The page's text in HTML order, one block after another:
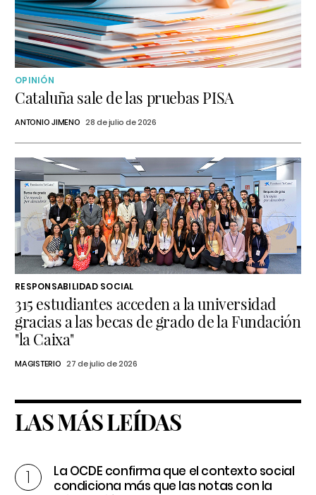
OPINIÓN
Cataluña sale de las pruebas PISA
ANTONIO JIMENO 28 de julio de 2026
RESPONSABILIDAD SOCIAL
315 estudiantes acceden a la universidad
gracias a las becas de grado de la Fundación
"la Caixa"
MAGISTERIO 27 de julio de 2026
LAS MÁS LEÍDAS
La OCDE confirma que el contexto social
condiciona más que las notas con la